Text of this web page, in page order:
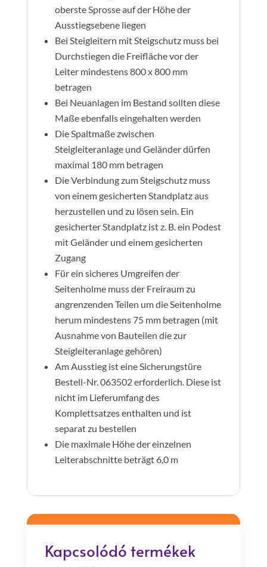
oberste Sprosse auf der Höhe der
Ausstiegsebene liegen
Bei Steigleitern mit Steigschutz muss bei
Durchstiegen die Freifläche vor der
Leiter mindestens 800 x 800 mm
betragen
Bei Neuanlagen im Bestand sollten diese
Maße ebenfalls eingehalten werden
Die Spaltmaße zwischen
Steigleiteranlage und Geländer dürfen
maximal 180 mm betragen
Die Verbindung zum Steigschutz muss
von einem gesicherten Standplatz aus
herzustellen und zu lösen sein. Ein
gesicherter Standplatz ist z. B. ein Podest
mit Geländer und einem gesicherten
Zugang
Für ein sicheres Umgreifen der
Seitenholme muss der Freiraum zu
angrenzenden Teilen um die Seitenholme
herum mindestens 75 mm betragen (mit
Ausnahme von Bauteilen die zur
Steigleiteranlage gehören)
Am Ausstieg ist eine Sicherungstüre
Bestell-Nr. 063502 erforderlich. Diese ist
nicht im Lieferumfang des
Komplettsatzes enthalten und ist
separat zu bestellen
Die maximale Höhe der einzelnen
Leiterabschnitte beträgt 6,0 m
Kapcsolódó termékek